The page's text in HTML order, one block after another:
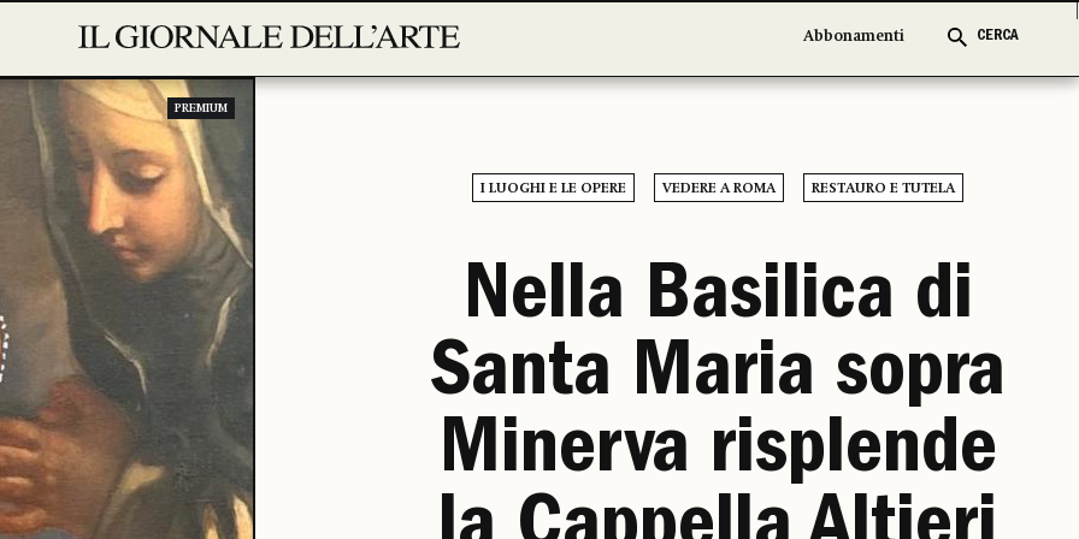
Abbonamenti CERCA
Abbonamenti CERCA
PREMIUM
I LUOGHI E LE OPERE VEDERE A ROMA RESTAURO E TUTELA
Nella Basilica di
Santa Maria sopra
Minerva risplende